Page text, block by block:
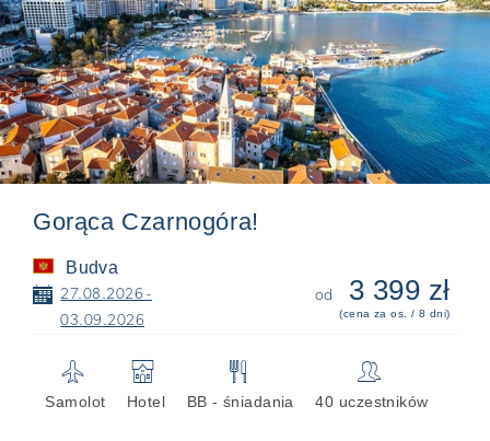
Gorąca Czarnogóra!
Budva
📅 27.08.2026 -
03.09.2026
od 3 399 zł
(cena za os. / 8 dni)
✈
Samolot
🏨
Hotel
🍴
BB - śniadania
👥
40 uczestników